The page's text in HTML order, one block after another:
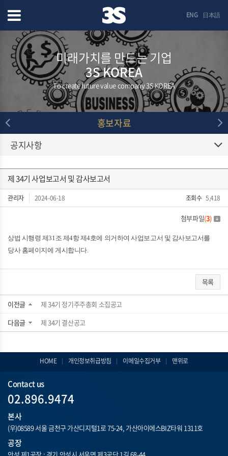
ENG 日本語
미래가치를 만드는 기업
3S KOREA
To create future value company 3S KOREA
홍보자료
공지사항
제 34기 사업보고서 및 감사보고서
관리자 2024-06-18 조회수 5,418
첨부파일(3)
상법 시행령 제31조 제4항 제4호에 의거하여 사업보고서 및 감사보고서를
당사 홈페이지에 게시합니다.
목록
이전글
제 34기 정기주주총회 소집공고
다음글
제 34기 결산공고
HOME 개인정보취급방침 이메일수집거부 맨위로
Contact us
02.896.9474
본사
(우)08589 서울 금천구 가산디지털1로 75-24, 가산아이에스BIZ타워 1311호
공장